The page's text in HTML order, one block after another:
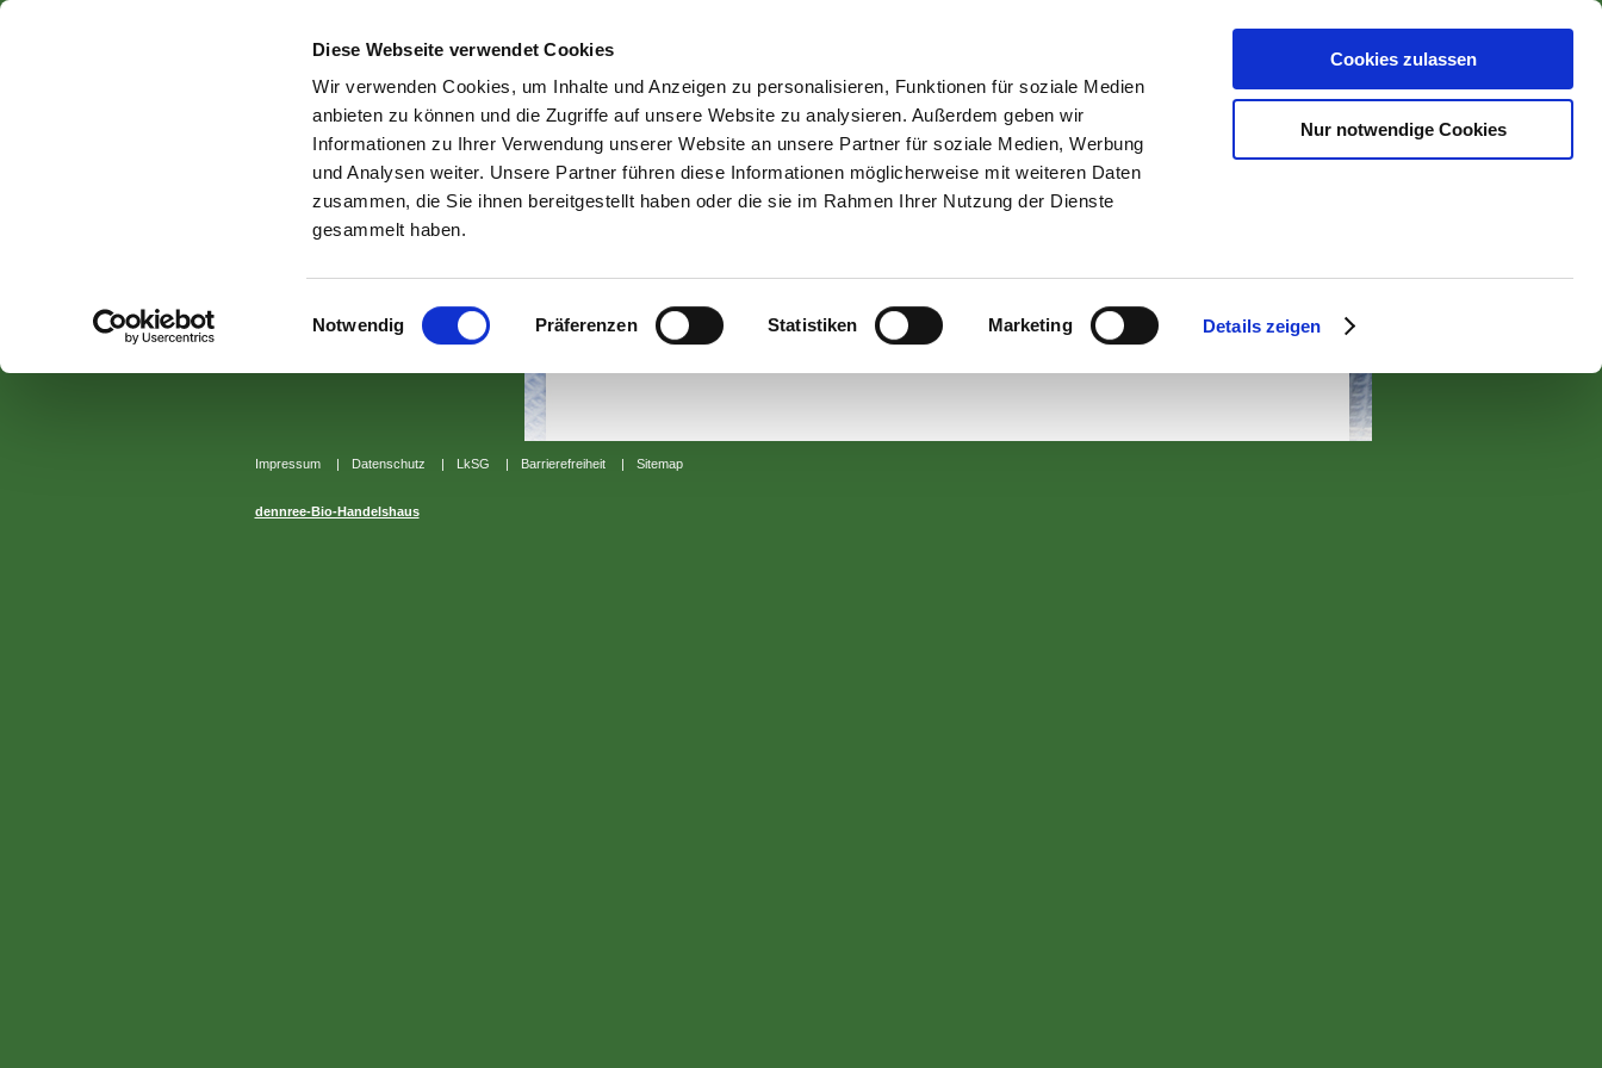
Diese Webseite verwendet Cookies
Wir verwenden Cookies, um Inhalte und Anzeigen zu personalisieren, Funktionen für soziale Medien
anbieten zu können und die Zugriffe auf unsere Website zu analysieren. Außerdem geben wir
Informationen zu Ihrer Verwendung unserer Website an unsere Partner für soziale Medien, Werbung
und Analysen weiter. Unsere Partner führen diese Informationen möglicherweise mit weiteren Daten
zusammen, die Sie ihnen bereitgestellt haben oder die sie im Rahmen Ihrer Nutzung der Dienste
gesammelt haben.
Einwilligungsauswahl
Notwendig Präferenzen Statistiken Marketing Details zeigen
Cookies zulassen
Nur notwendige Cookies
Bewusst ernähren
Bio für jeden Tag
dennree Produkte dennree Qualität | Bewusst ernähren
Home
Impressum | Datenschutz | LkSG | Barrierefreiheit | Sitemap
dennree-Bio-Handelshaus